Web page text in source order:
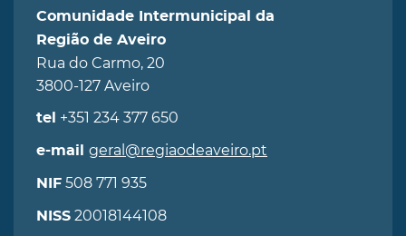
Comunidade Intermunicipal da
Região de Aveiro
Rua do Carmo, 20
3800-127 Aveiro
tel +351 234 377 650
e-mail geral@regiaodeaveiro.pt
NIF 508 771 935
NISS 20018144108